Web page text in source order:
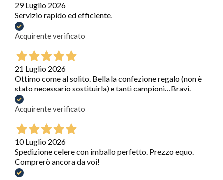
29 Luglio 2026
Servizio rapido ed efficiente.
Acquirente verificato
21 Luglio 2026
Ottimo come al solito. Bella la confezione regalo (non è
stato necessario sostituirla) e tanti campioni…Bravi.
Acquirente verificato
10 Luglio 2026
Spedizione celere con imballo perfetto. Prezzo equo.
Comprerò ancora da voi!